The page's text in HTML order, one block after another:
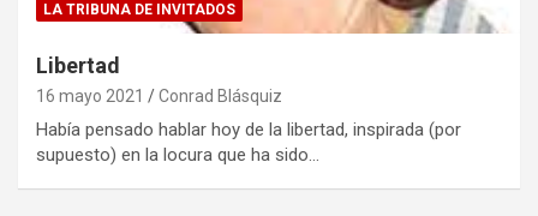
LA TRIBUNA DE INVITADOS
Libertad
16 mayo 2021 Conrad Blásquiz
Había pensado hablar hoy de la libertad, inspirada (por
supuesto) en la locura que ha sido…